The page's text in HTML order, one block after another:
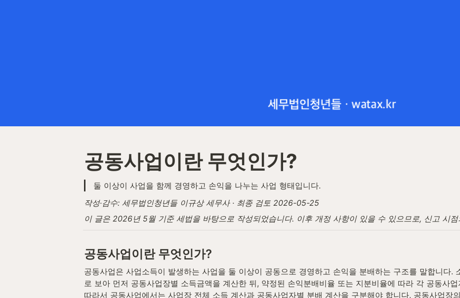
공동사업이란 무엇인가?
둘 이상이 사업을 함께 경영하고 손익을 나누는 사업 형태입니다.
작성·감수: 세무법인청년들 이규상 세무사 · 최종 검토 2026-05-25
이 글은 2026년 5월 기준 세법을 바탕으로 작성되었습니다. 이후 개정 사항이 있을 수 있으므로, 신고 시
공동사업이란 무엇인가?
공동사업은 사업소득이 발생하는 사업을 둘 이상이 공동으로 경영하고 손익을 분배하는 구조를 말합니다.
로 보아 먼저 공동사업장별 소득금액을 계산한 뒤, 약정된 손익분배비율 또는 지분비율에 따라 각 공동사
따라서 공동사업에서는 사업장 전체 소득 계산과 공동사업자별 분배 계산을 구분해야 합니다. 공동사업장의